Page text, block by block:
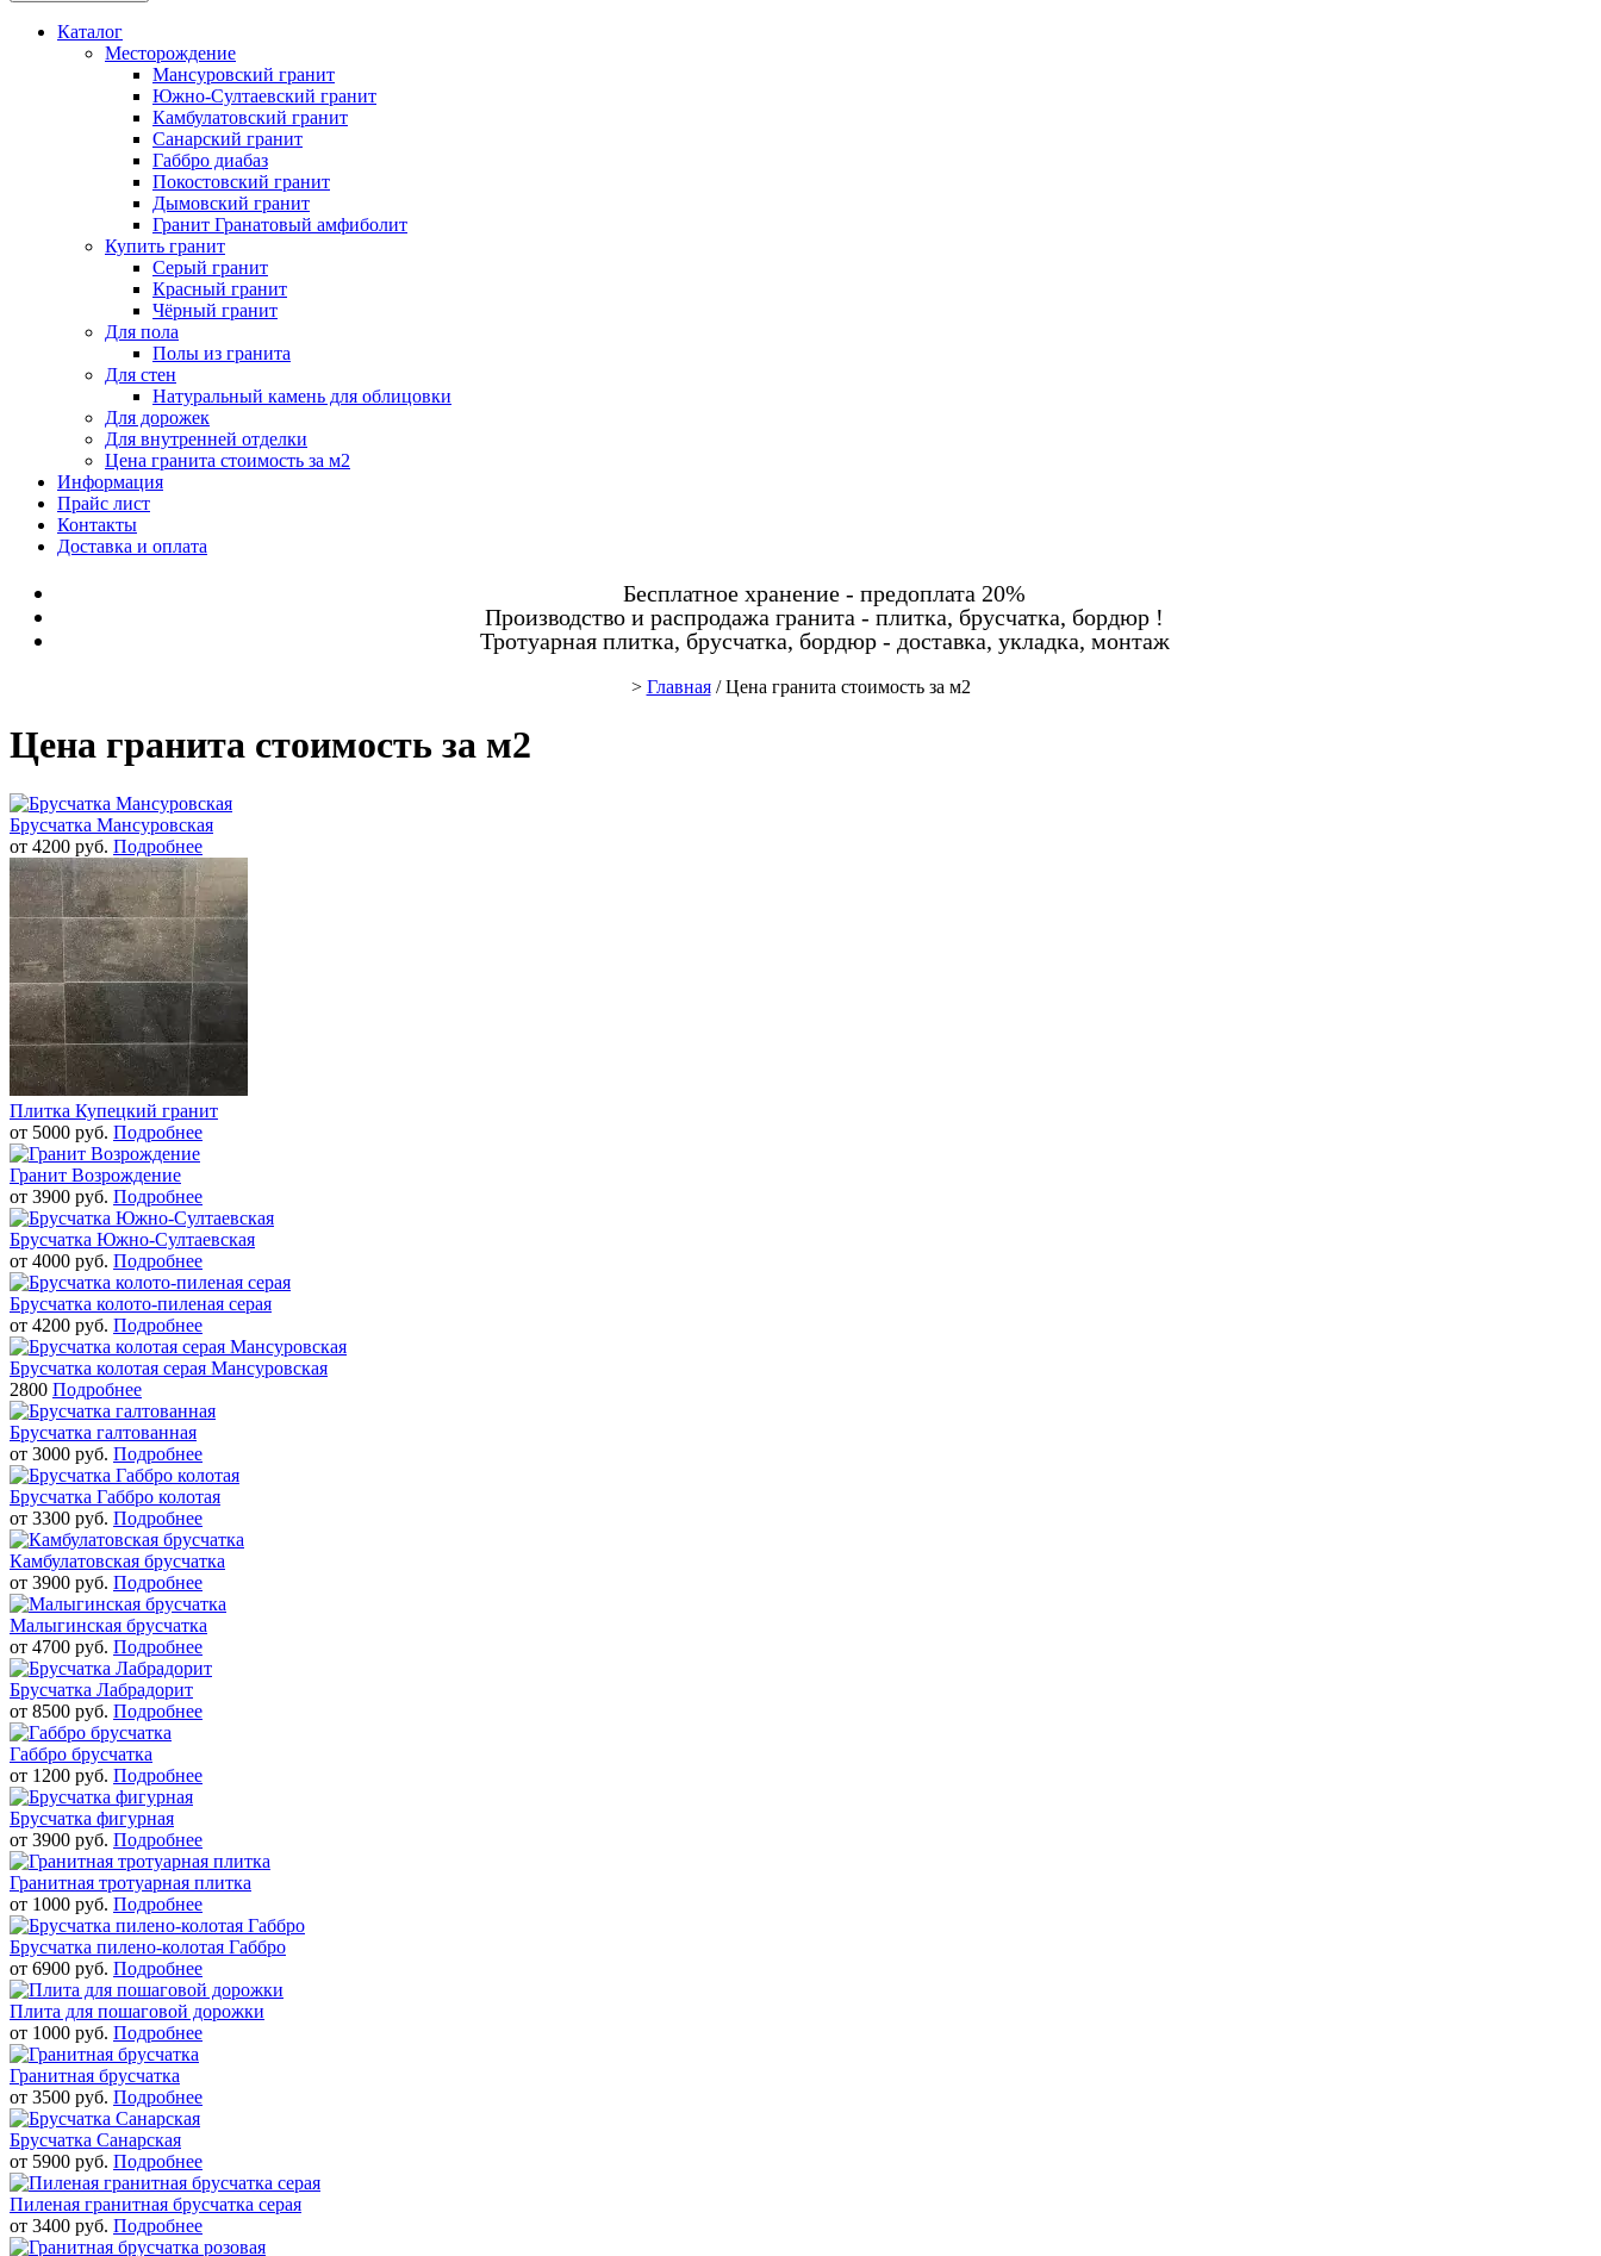
Каталог
Месторождение
Мансуровский гранит
Южно-Султаевский гранит
Камбулатовский гранит
Санарский гранит
Габбро диабаз
Покостовский гранит
Дымовский гранит
Гранит Гранатовый амфиболит
Купить гранит
Серый гранит
Красный гранит
Чёрный гранит
Для пола
Полы из гранита
Для стен
Натуральный камень для облицовки
Для дорожек
Для внутренней отделки
Цена гранита стоимость за м2
Информация
Прайс лист
Контакты
Доставка и оплата
Бесплатное хранение - предоплата 20%
Производство и распродажа гранита - плитка, брусчатка, бордюр !
Тротуарная плитка, брусчатка, бордюр - доставка, укладка, монтаж
> Главная/ Цена гранита стоимость за м2
Цена гранита стоимость за м2
Брусчатка Мансуровская
от 4200 руб. Подробнее
Плитка Купецкий гранит
от 5000 руб. Подробнее
Гранит Возрождение
от 3900 руб. Подробнее
Брусчатка Южно-Султаевская
от 4000 руб. Подробнее
Брусчатка колото-пиленая серая
от 4200 руб. Подробнее
Брусчатка колотая серая Мансуровская
2800 Подробнее
Брусчатка галтованная
от 3000 руб. Подробнее
Брусчатка Габбро колотая
от 3300 руб. Подробнее
Камбулатовская брусчатка
от 3900 руб. Подробнее
Малыгинская брусчатка
от 4700 руб. Подробнее
Брусчатка Лабрадорит
от 8500 руб. Подробнее
Габбро брусчатка
от 1200 руб. Подробнее
Брусчатка фигурная
от 3900 руб. Подробнее
Гранитная тротуарная плитка
от 1000 руб. Подробнее
Брусчатка пилено-колотая Габбро
от 6900 руб. Подробнее
Плита для пошаговой дорожки
от 1000 руб. Подробнее
Гранитная брусчатка
от 3500 руб. Подробнее
Брусчатка Санарская
от 5900 руб. Подробнее
Пиленая гранитная брусчатка серая
от 3400 руб. Подробнее